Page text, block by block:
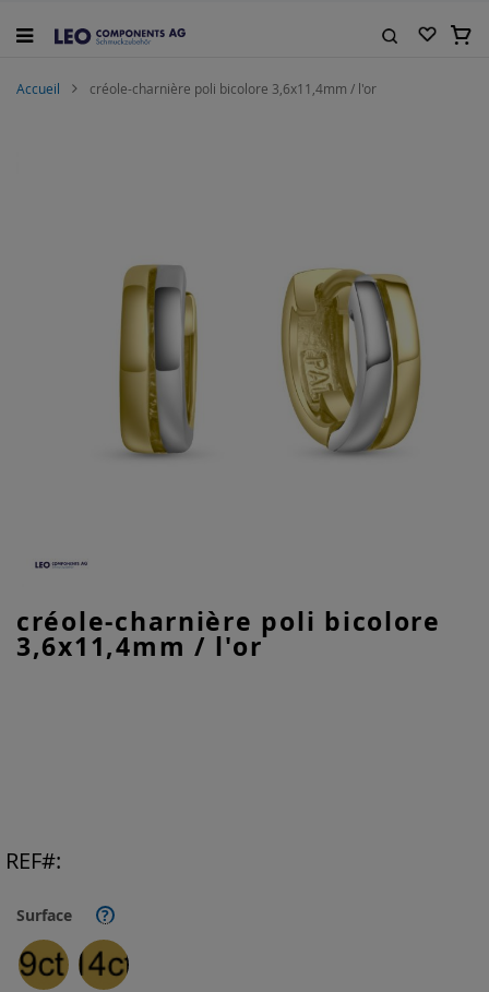
au
Mon
Accueil créole-charnière poli bicolore 3,6x11,4mm / l'or
créole-charnière poli bicolore
3,6x11,4mm / l'or
Surface ?
REF
to
the
beginning